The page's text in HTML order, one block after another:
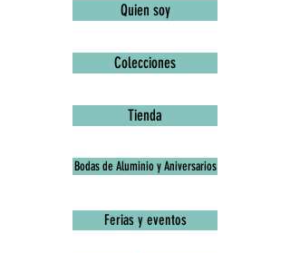
Quien soy
Colecciones
Tienda
Bodas de Aluminio y Aniversarios
Ferias y eventos